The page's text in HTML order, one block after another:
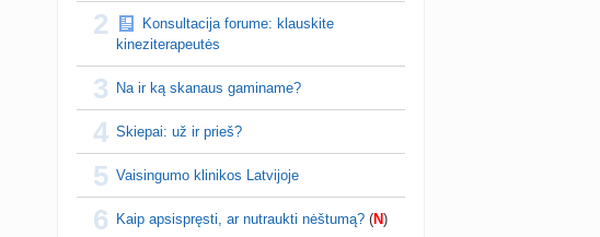
2
Konsultacija forume: klauskite
kineziterapeutės
3 Na ir ką skanaus gaminame?
4 Skiepai: už ir prieš?
5 Vaisingumo klinikos Latvijoje
6 Kaip apsispręsti, ar nutraukti nėštumą? (N)